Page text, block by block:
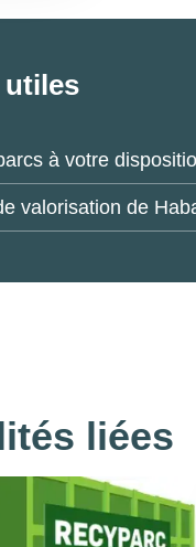
à votre
valorisation de
liées